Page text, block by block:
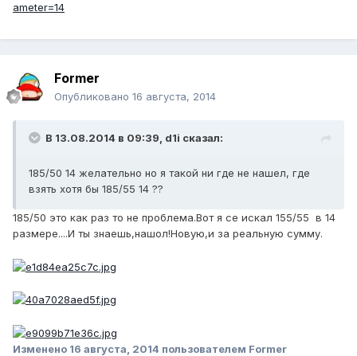
ameter=14
Former
Опубликовано 16 августа, 2014
В 13.08.2014 в 09:39, d1i сказал:
185/50 14 желательно но я такой ни где не нашел, где
взять хотя бы 185/55 14 ??
185/50 это как раз то не проблема.Вот я се искал 155/55 в 14
размере....И ты знаешь,нашол!Новую,и за реальную сумму.
Изменено 16 августа, 2014 пользователем Former